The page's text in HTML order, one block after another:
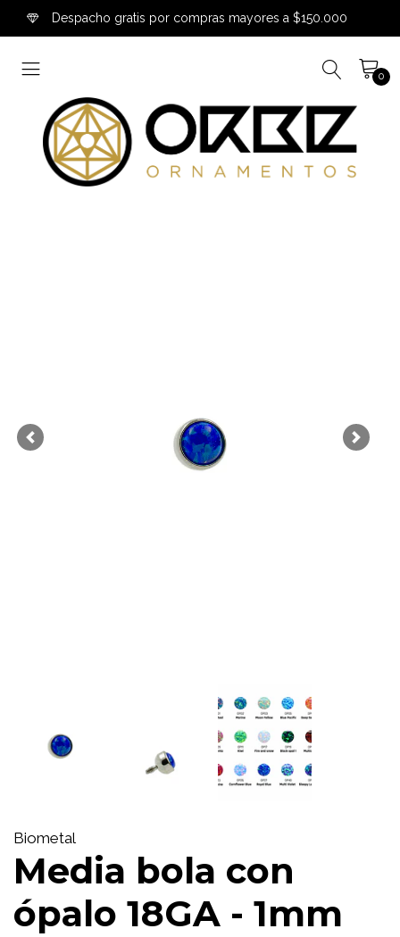
Despacho gratis por compras mayores a $150.000
0
Previous Next
Biometal
Media bola con
ópalo 18GA - 1mm